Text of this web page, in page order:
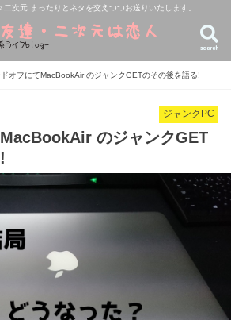
次元 まったりとネタを交えつつお送りいたします。
search
オフにてMacBookAir のジャンクGETのその後を語る!
ジャンクPC
のジャンクGET